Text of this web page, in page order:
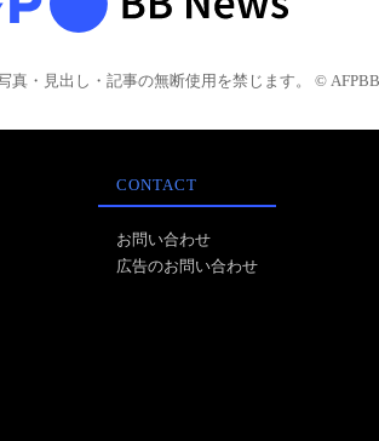
真・見出し・記事の無断使用を禁じます。 © AFPBB
CONTACT
お問い合わせ
広告のお問い合わせ